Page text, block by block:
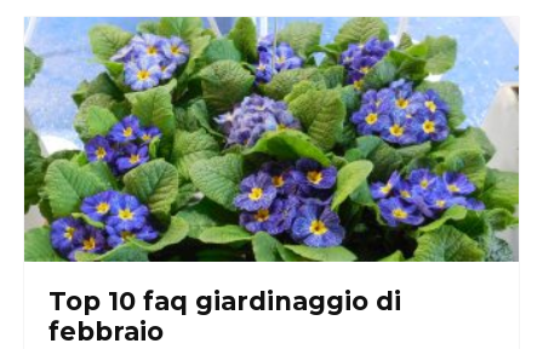
Top 10 faq giardinaggio di
febbraio